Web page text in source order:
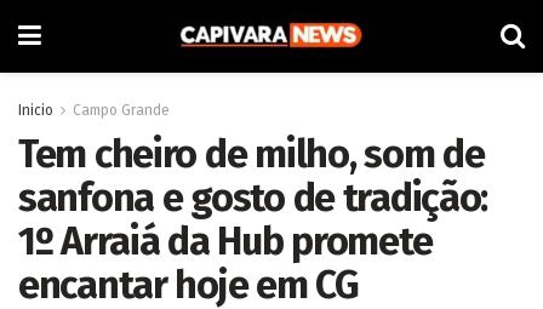
Inicio Campo Grande
Tem cheiro de milho, som de
sanfona e gosto de tradição:
1º Arraiá da Hub promete
encantar hoje em CG